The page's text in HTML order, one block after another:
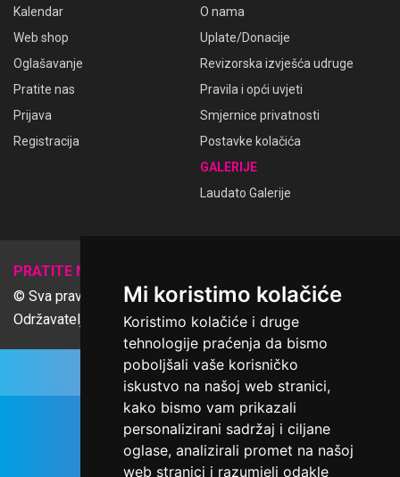
Mi koristimo kolačiće
Koristimo kolačiće i druge
tehnologije praćenja da bismo
poboljšali vaše korisničko
iskustvo na našoj web stranici,
kako bismo vam prikazali
personalizirani sadržaj i ciljane
oglase, analizirali promet na našoj
web stranici i razumjeli odakle
Kalendar
Web shop
Oglašavanje
Pratite nas
Prijava
Registracija
O nama
Uplate/Donacije
Revizorska izvješća udruge
Pravila i opći uvjeti
Smjernice privatnosti
Postavke kolačića
GALERIJE
Laudato Galerije
PRATITE NAS
© Sva prava pridržana Udruga Ime dobrote
Održavatelj Netcom d.o.o., Riva 6, Rijeka